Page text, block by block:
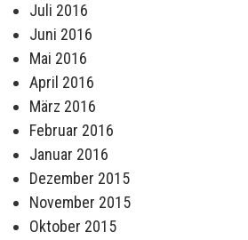
Juli 2016
Juni 2016
Mai 2016
April 2016
März 2016
Februar 2016
Januar 2016
Dezember 2015
November 2015
Oktober 2015